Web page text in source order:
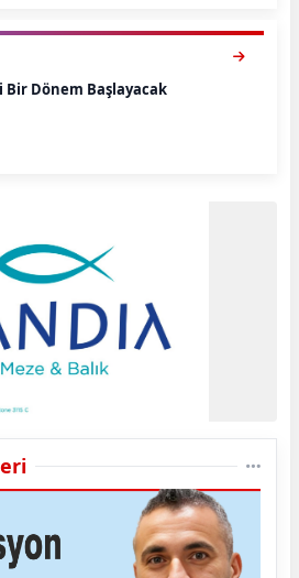
Bir Dönem Başlayacak